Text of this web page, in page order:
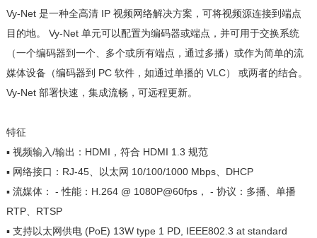
Vy-Net 是一种全高清 IP 视频网络解决方案，可将视频源连接到端点
目的地。 Vy-Net 单元可以配置为编码器或端点，并可用于交换系统
（一个编码器到一个、多个或所有端点，通过多播）或作为简单的流
媒体设备（编码器到 PC 软件，如通过单播的 VLC） 或两者的结合。
Vy-Net 部署快速，集成流畅，可远程更新。
特征
▪ 视频输入/输出：HDMI，符合 HDMI 1.3 规范
▪ 网络接口：RJ-45、以太网 10/100/1000 Mbps、DHCP
▪ 流媒体： - 性能：H.264 @ 1080P@60fps， - 协议：多播、单播
RTP、RTSP
▪ 支持以太网供电 (PoE) 13W type 1 PD, IEEE802.3 at standard